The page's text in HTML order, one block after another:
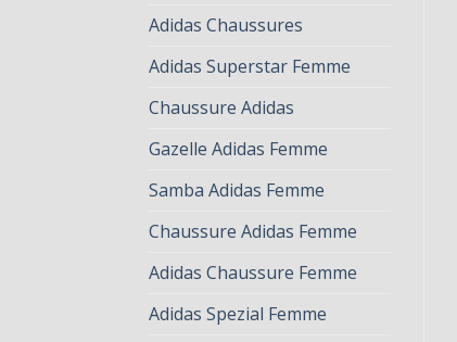
Adidas Chaussures
Adidas Superstar Femme
Chaussure Adidas
Gazelle Adidas Femme
Samba Adidas Femme
Chaussure Adidas Femme
Adidas Chaussure Femme
Adidas Spezial Femme